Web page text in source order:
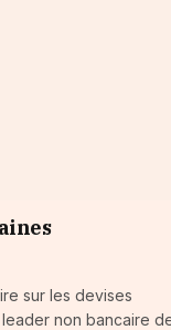
sur les devises
non bancaire